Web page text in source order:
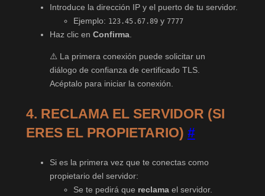
Introduce la dirección IP y el puerto de tu servidor.
Ejemplo: 123.45.67.89y 7777
Haz clic en Confirma.
⚠️ La primera conexión puede solicitar un
diálogo de confianza de certificado TLS.
Acéptalo para iniciar la conexión.
4. RECLAMA EL SERVIDOR (SI
ERES EL PROPIETARIO) #
Si es la primera vez que te conectas como
propietario del servidor:
Se te pedirá que reclamael servidor.